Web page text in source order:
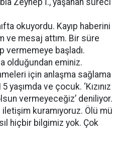
okuyordu. Kayıp haberini
ve mesaj attım. Bir süre
vermemeye başladı.
olduğundan eminiz.
için anlaşma sağlama
ve çocuk. ‘Kızınız
vermeyeceğiz’ deniliyor.
kuramıyoruz. Ölü mü
hiçbir bilgimiz yok. Çok